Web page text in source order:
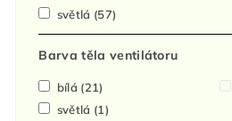
světlá (57)
Barva těla ventilátoru
bílá (21)
světlá (1)